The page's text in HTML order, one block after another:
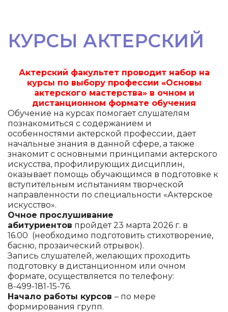
КУРСЫ АКТЕРСКИЙ
Актерский факультет проводит набор на
курсы по выбору профессии «Основы
актерского мастерства» в очном и
дистанционном формате обучения
Обучение на курсах помогает слушателям
познакомиться с содержанием и
особенностями актерской профессии, дает
начальные знания в данной сфере, а также
знакомит с основными принципами актерского
искусства, профилирующих дисциплин,
оказывает помощь обучающимся в подготовке к
вступительным испытаниям творческой
направленности по специальности «Актерское
искусство».
Очное прослушивание
абитуриентов пройдет 23 марта 2026 г. в
16.00 (необходимо подготовить стихотворение,
басню, прозаический отрывок).
Запись слушателей, желающих проходить
подготовку в дистанционном или очном
формате, осуществляется по телефону:
8-499-181-15-76.
Начало работы курсов – по мере
формирования групп.